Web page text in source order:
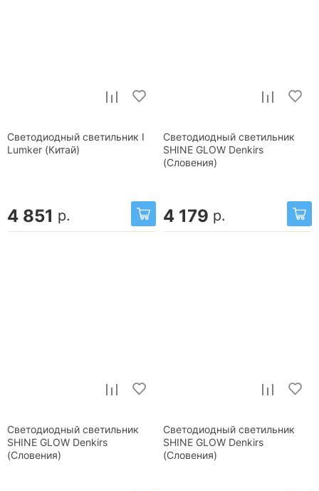
Светодиодный светильник I
Lumker (Китай)
4 851 р.
Светодиодный светильник
SHINE GLOW Denkirs
(Словения)
4 179 р.
Светодиодный светильник
SHINE GLOW Denkirs
(Словения)
Светодиодный светильник
SHINE GLOW Denkirs
(Словения)